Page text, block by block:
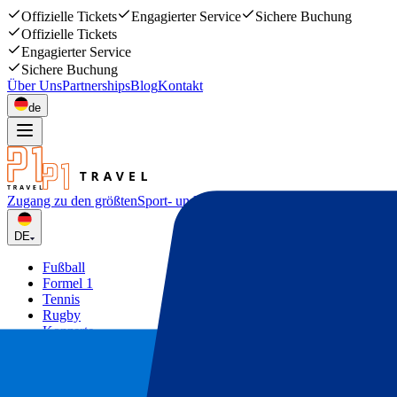
Offizielle Tickets Engagierter Service
Sichere Buchung
Offizielle Tickets
Engagierter Service
Sichere Buchung
Über UnsPartnershipsBlogKontakt
de
Zugang zu den größtenSport- und Musikevents
DE
Fußball
Formel 1
Tennis
Rugby
Konzerte